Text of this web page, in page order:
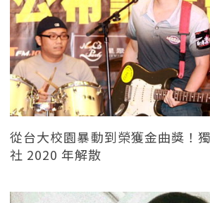
從台大校園暴動到榮獲金曲獎！
社 2020 年解散